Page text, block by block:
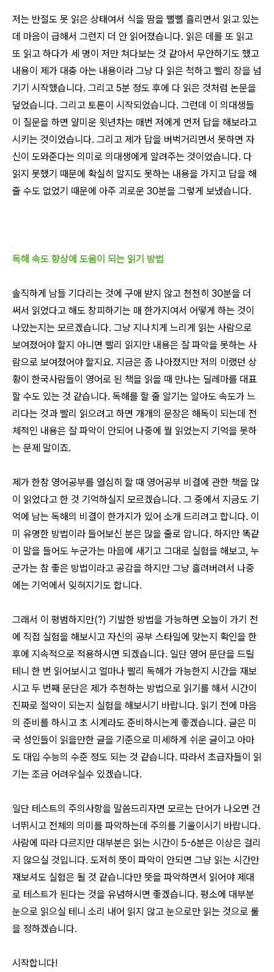
저는 반절도 못 읽은 상태여서 식을 땀을 뻘뻘 흘리면서 읽고 있는
데 마음이 급해서 그런지 더 안 읽어졌습니다. 읽은 데를 또 읽고
또 읽고 하다가 세 명이 저만 쳐다보는 것 같아서 무안하기도 했고
내용이 제가 대충 아는 내용이라 그냥 다 읽은 척하고 빨리 장을 넘
기기 시작했습니다. 그리고 5분 정도 후에 다 읽은 것처럼 논문을
덮었습니다. 그리고 토론이 시작되었습니다. 그런데 이 의대생들
이 질문을 하면 얄미운 윗년차는 매번 저에게 먼저 답을 해보라고
시키는 것이었습니다. 그리고 제가 답을 버벅거리면서 못하면 자
신이 도와준다는 의미로 의대생에게 알려주는 것이었습니다. 다
읽지 못했기 때문에 확실히 알지도 못하는 내용을 가지고 답을 해
줄 수도 없었기 때문에 아주 괴로운 30분을 그렇게 보냈습니다.
독해 속도 향상에 도움이 되는 읽기 방법
솔직하게 남들 기다리는 것에 구애 받지 않고 천천히 30분을 더
써서 읽었다고 해도 창피하기는 매 한가지여서 어떻게 하는 것이
나았는지는 모르겠습니다. 그냥 지나치게 느리게 읽는 사람으로
보여졌어야 할지 아니면 빨리 읽지만 내용은 잘 파악을 못하는 사
람으로 보여졌어야 할지요. 지금은 좀 나아졌지만 저의 이랬던 상
황이 한국사람들이 영어로 된 책을 읽을 때 만나는 딜레마를 대표
할 수도 있는 것 같습니다. 독해를 할 줄 알기는 알아도 속도가 느
리다는 것과 빨리 읽으려고 하면 개개의 문장은 해독이 되는데 전
체적인 내용은 잘 파악이 안되어 나중에 뭘 읽었는지 기억을 못하
는 문제 말이죠.
제가 한참 영어공부를 열심히 할 때 영어공부 비결에 관한 책을 많
이 읽었다고 한 것 기억하실지 모르겠습니다. 그 중에서 지금도 기
억에 남는 독해의 비결이 한가지가 있어 소개 드리려고 합니다. 이
미 유명한 방법이라 들어보신 분은 많을 줄로 압니다. 하지만 똑같
이 말을 들어도 누군가는 마음에 새기고 그대로 실험을 해보고, 누
군가는 참 좋은 방법이라고 공감을 하지만 그냥 흘려버려서 나중
에는 기억에서 잊혀지기도 합니다.
그래서 이 평범하지만(?) 기발한 방법을 가능하면 오늘이 가기 전
에 직접 실험을 해보시고 자신의 공부 스타일에 맞는지 확인을 한
후에 지속적으로 적용하시면 되겠습니다. 일단 영어 문단을 드릴
테니 한 번 읽어보시고 얼마나 빨리 독해가 가능한지 시간을 재보
시고 두 번째 문단은 제가 추천하는 방법으로 읽기를 해서 시간이
진짜로 절약이 되는지 실험을 해보시기 바랍니다. 읽기 전에 마음
의 준비를 하시고 초 시계라도 준비하시는게 좋겠습니다. 글은 미
국 성인들이 읽을만한 글을 기준으로 미세하게 쉬운 글이고 아마
도 대입 수능의 수준 정도 되는 것 같습니다. 따라서 초급자들이 읽
기는 조금 어려우실수 있겠습니다.
일단 테스트의 주의사항을 말씀드리자면 모르는 단어가 나오면 건
너뛰시고 전체의 의미를 파악하는데 주의를 기울이시기 바랍니다.
사람에 따라 다르지만 대부분은 읽는 시간이 5-6분은 이상은 걸리
지 않으실 것입니다. 도저히 뜻이 파악이 안되면 그냥 읽는 시간만
재보셔도 실험은 될 것 같습니다만 뜻을 파악하면서 읽어야 제대
로 테스트가 된다는 것을 유념하시면 좋겠습니다. 평소에 대부분
눈으로 읽으실 테니 소리 내어 읽지 않고 눈으로만 읽는 것으로 룰
을 정하겠습니다.
시작합니다!